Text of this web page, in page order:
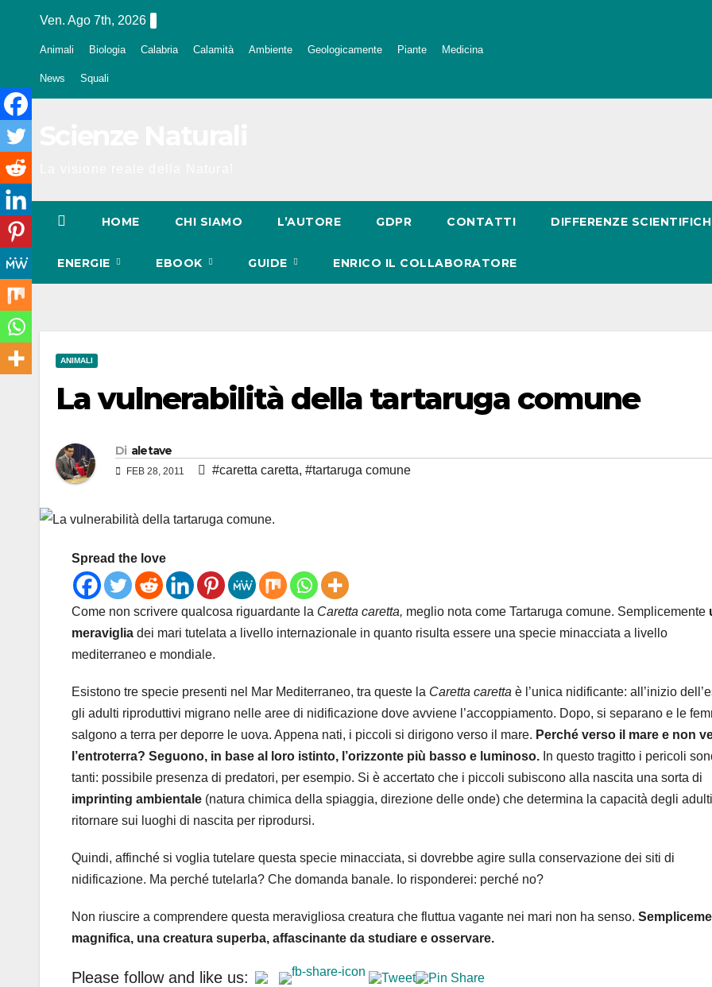
Ven. Ago 7th, 2026
Animali Biologia Calabria Calamità Ambiente Geologicamente Piante Medicina
News Squali
HOME CHI SIAMO L’AUTORE GDPR CONTATTI DIFFERENZE
ENERGIE EBOOK GUIDE ENRICO IL COLLABORATORE
ANIMALI
La vulnerabilità della tartaruga comune
Di aletave
FEB 28, 2011 #caretta caretta, #tartaruga comune
Spread the love
Come non scrivere qualcosa riguardante la Caretta caretta, meglio nota come Tartaruga comune. Semplicemente
meraviglia dei mari tutelata a livello internazionale in quanto risulta essere una specie minacciata a livello
mediterraneo e mondiale.
Esistono tre specie presenti nel Mar Mediterraneo, tra queste la Caretta caretta è l’unica nidificante: all’inizio
gli adulti riproduttivi migrano nelle aree di nidificazione dove avviene l’accoppiamento. Dopo, si separano e le
salgono a terra per deporre le uova. Appena nati, i piccoli si dirigono verso il mare. Perché verso il mare e non
l’entroterra? Seguono, in base al loro istinto, l’orizzonte più basso e luminoso. In questo tragitto i pericoli
tanti: possibile presenza di predatori, per esempio. Si è accertato che i piccoli subiscono alla nascita una sorta di
imprinting ambientale (natura chimica della spiaggia, direzione delle onde) che determina la capacità degli
ritornare sui luoghi di nascita per riprodursi.
Quindi, affinché si voglia tutelare questa specie minacciata, si dovrebbe agire sulla conservazione dei siti di
nidificazione. Ma perché tutelarla? Che domanda banale. Io risponderei: perché no?
Non riuscire a comprendere questa meravigliosa creatura che fluttua vagante nei mari non ha senso.
magnifica, una creatura superba, affascinante da studiare e osservare.
Please follow and like us: